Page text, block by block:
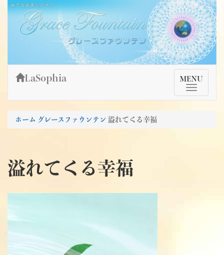
Skip
content
姫乃宮亜美公式サイト～Grace Fountain～
グレースファウンテン
TMenu
MENU
LaSophia
ホーム グレースファウンテン 溢れてくる幸福
溢れてくる幸福